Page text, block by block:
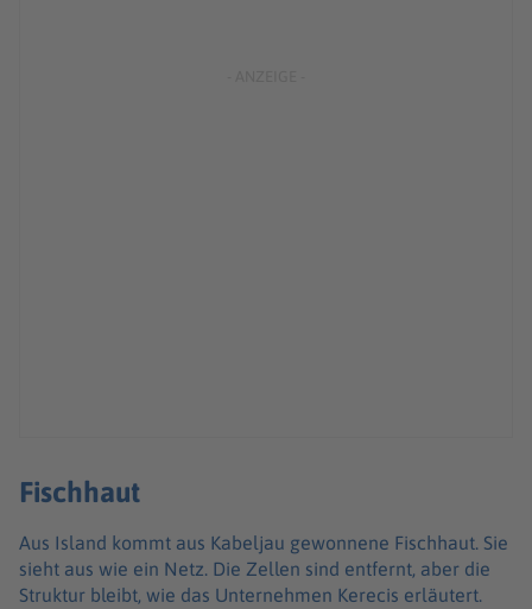
Fischhaut
Aus Island kommt aus Kabeljau gewonnene Fischhaut. Sie
sieht aus wie ein Netz. Die Zellen sind entfernt, aber die
Struktur bleibt, wie das Unternehmen Kerecis erläutert.